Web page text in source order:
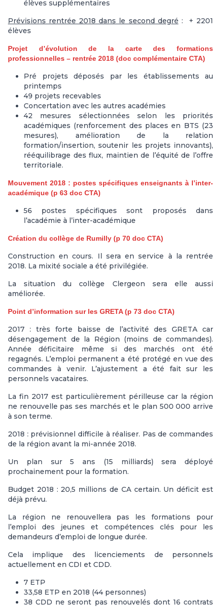
élèves supplémentaires
Prévisions rentrée 2018 dans le second degré : + 2201
élèves
Projet d’évolution de la carte des formations
professionnelles – rentrée 2018 (doc complémentaire CTA)
Pré projets déposés par les établissements au
printemps
49 projets recevables
Concertation avec les autres académies
42 mesures sélectionnées selon les priorités
académiques (renforcement des places en BTS (23
mesures), amélioration de la relation
formation/insertion, soutenir les projets innovants),
rééquilibrage des flux, maintien de l’équité de l’offre
territoriale.
Mouvement 2018 : postes spécifiques enseignants à l’inter-
académique (p 63 doc CTA)
56 postes spécifiques sont proposés dans
l’académie à l’inter-académique
Création du collège de Rumilly (p 70 doc CTA)
Construction en cours. Il sera en service à la rentrée
2018. La mixité sociale a été privilégiée.
La situation du collège Clergeon sera elle aussi
améliorée.
Point d’information sur les GRETA (p 73 doc CTA)
2017 : très forte baisse de l’activité des GRETA car
désengagement de la Région (moins de commandes).
Année déficitaire même si des marchés ont été
regagnés. L’emploi permanent a été protégé en vue des
commandes à venir. L’ajustement a été fait sur les
personnels vacataires.
La fin 2017 est particulièrement périlleuse car la région
ne renouvelle pas ses marchés et le plan 500 000 arrive
à son terme.
2018 : prévisionnel difficile à réaliser. Pas de commandes
de la région avant la mi-année 2018.
Un plan sur 5 ans (15 milliards) sera déployé
prochainement pour la formation.
Budget 2018 : 20,5 millions de CA certain. Un déficit est
déjà prévu.
La région ne renouvellera pas les formations pour
l’emploi des jeunes et compétences clés pour les
demandeurs d’emploi de longue durée.
Cela implique des licenciements de personnels
actuellement en CDI et CDD.
7 ETP
33,58 ETP en 2018 (44 personnes)
38 CDD ne seront pas renouvelés dont 16 contrats